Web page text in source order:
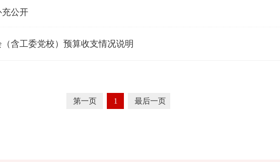
充公开
含工委党校）预算收支情况说明
第一页 1 最后一页